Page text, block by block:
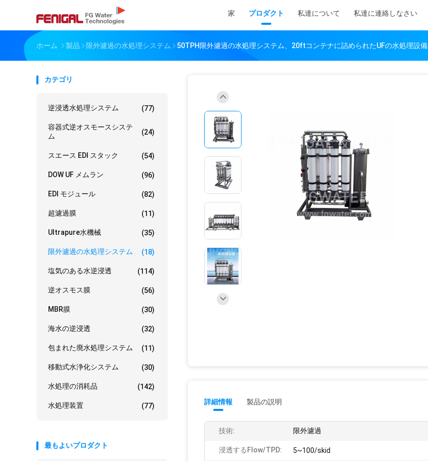
家 プロダクト 私達について 私達に連絡しなさい
ホーム 製品 限外濾過の水処理システム 50TPH限外濾過の水処理システム、20ftコンテナに詰められたUFの水処理設備
カテゴリ
逆浸透水処理システム (77)
容器式逆オスモースシステ
ム
(24)
スエース EDI スタック (54)
DOW UF メムラン (96)
EDI モジュール (82)
超濾過膜 (11)
Ultrapure水機械 (35)
限外濾過の水処理システム (18)
塩気のある水逆浸透 (114)
逆オスモス膜 (56)
MBR膜 (30)
海水の逆浸透 (32)
包まれた廃水処理システム (11)
移動式水浄化システム (30)
水処理の消耗品 (142)
水処理装置 (77)
最もよいプロダクト
詳細情報 製品の説明
技術: 限外濾過
浸透するflow/TPD: 5~100/skid